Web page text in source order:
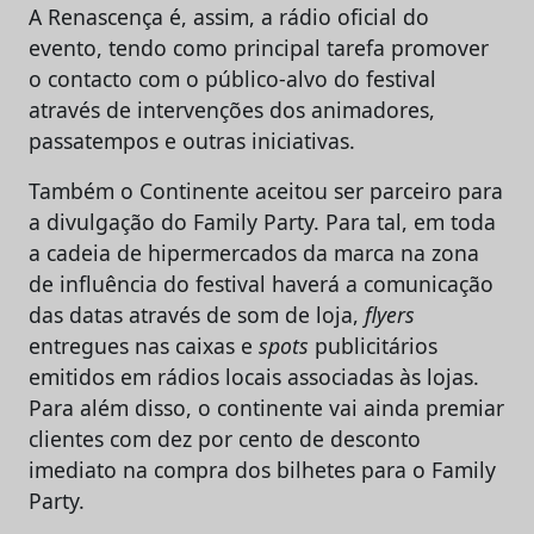
A Renascença é, assim, a rádio oficial do
evento, tendo como principal tarefa promover
o contacto com o público-alvo do festival
através de intervenções dos animadores,
passatempos e outras iniciativas.
Também o Continente aceitou ser parceiro para
a divulgação do Family Party. Para tal, em toda
a cadeia de hipermercados da marca na zona
de influência do festival haverá a comunicação
das datas através de som de loja, flyers
entregues nas caixas e spots publicitários
emitidos em rádios locais associadas às lojas.
Para além disso, o continente vai ainda premiar
clientes com dez por cento de desconto
imediato na compra dos bilhetes para o Family
Party.